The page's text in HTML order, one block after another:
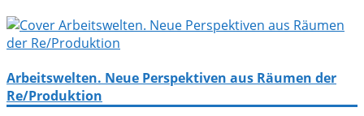
Arbeitswelten. Neue Perspektiven aus Räumen der
Re/Produktion